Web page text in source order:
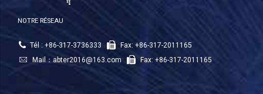
NOTRE RÉSEAU
Tél : +86-317-3736333
Fax: +86-317-2011165
Mail：abter2016@163.com Fax: +86-317-2011165